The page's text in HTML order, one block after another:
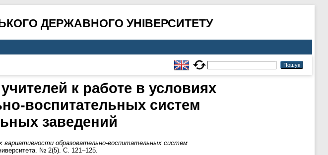
ДЕРЖАВНОГО УНІВЕРСИТЕТУ
к работе в условиях
воспитательных систем
заведений
вариативности образовательно-воспитательных систем
№ 2(5). С. 121–125.